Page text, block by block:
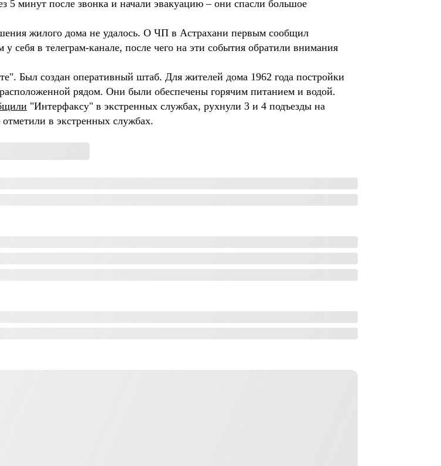
5 минут после звонка и начали эвакуацию – они спасли большое
жилого дома не удалось. О ЧП в Астрахани первым сообщил
себя в телеграм-канале, после чего на эти события обратили внимания
Был создан оперативный штаб. Для жителей дома 1962 года постройки
рядом. Они были обеспечены горячим питанием и водой.
"Интерфаксу" в экстренных службах, рухнули 3 и 4 подъезды на
в экстренных службах.